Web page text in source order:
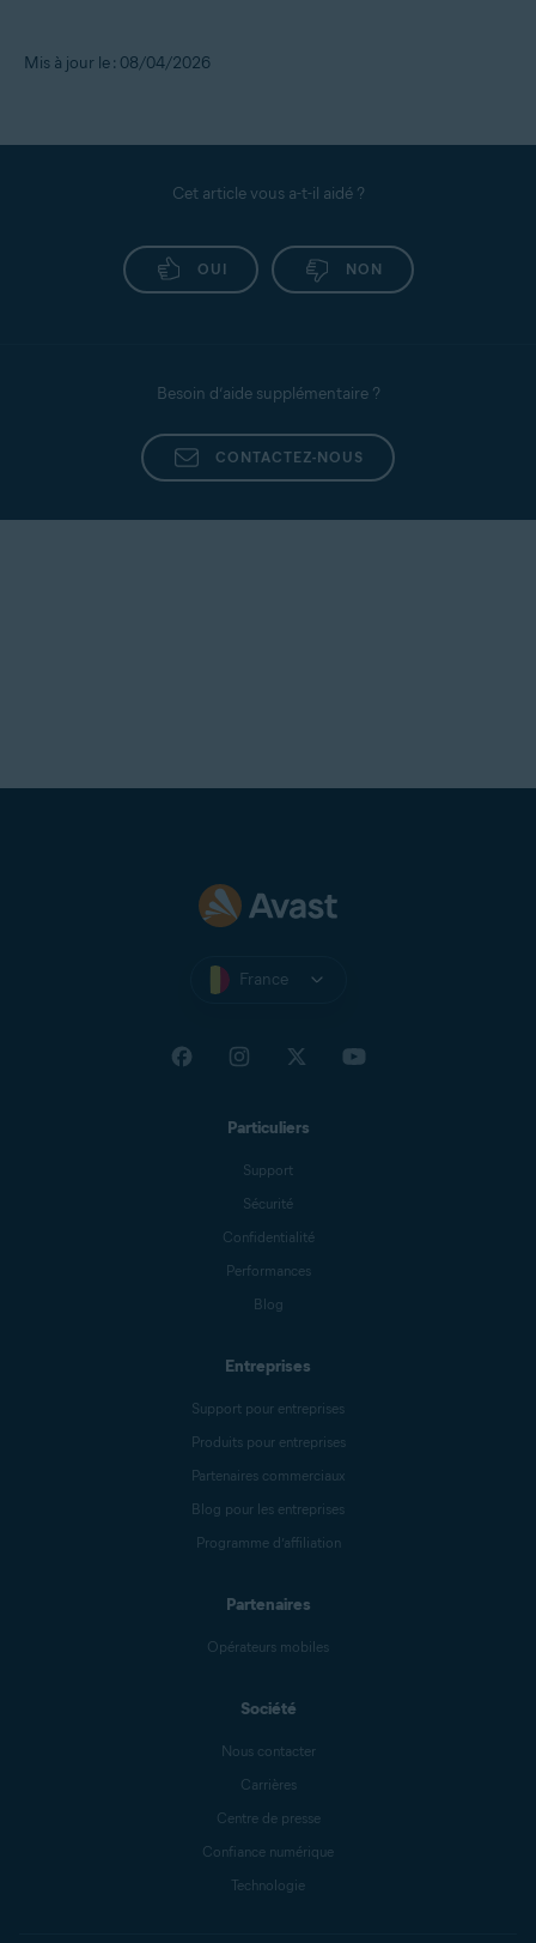
Mis à jour le : 08/04/2026
Cet article vous a-t-il aidé ?
OUI NON
Besoin d’aide supplémentaire ?
CONTACTEZ-NOUS
France
Particuliers
Support
Sécurité
Confidentialité
Performances
Blog
Entreprises
Support pour entreprises
Produits pour entreprises
Partenaires commerciaux
Blog pour les entreprises
Programme d’affiliation
Partenaires
Opérateurs mobiles
Société
Nous contacter
Carrières
Centre de presse
Confiance numérique
Technologie